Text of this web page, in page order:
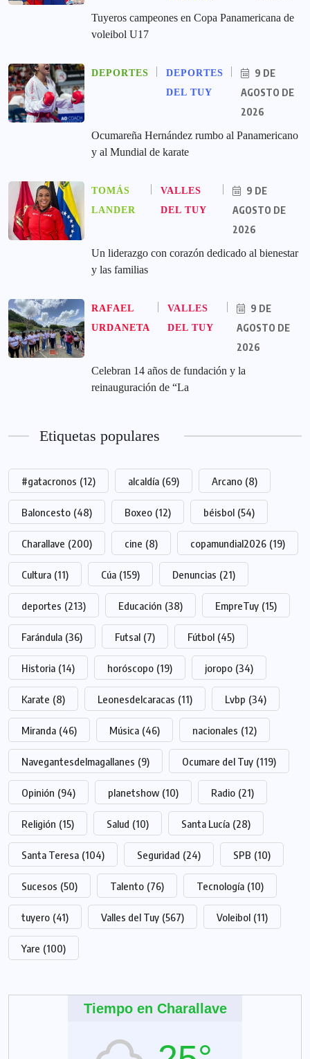
Tuyeros campeones en Copa Panamericana de
voleibol U17
DEPORTES
DEPORTES
DEL TUY
9 DE
AGOSTO DE
2026
Ocumareña Hernández rumbo al Panamericano
y al Mundial de karate
TOMÁS
LANDER
VALLES
DEL TUY
9 DE
AGOSTO DE
2026
Un liderazgo con corazón dedicado al bienestar
y las familias
RAFAEL
URDANETA
VALLES
DEL TUY
9 DE
AGOSTO DE
2026
Celebran 14 años de fundación y la
reinauguración de “La
Etiquetas populares
#gatacronos (12) alcaldía (69) Arcano (8)
Baloncesto (48) Boxeo (12) béisbol (54)
Charallave (200) cine (8) copamundial2026 (19)
Cultura (11) Cúa (159) Denuncias (21)
deportes (213) Educación (38) EmpreTuy (15)
Farándula (36) Futsal (7) Fútbol (45)
Historia (14) horóscopo (19) joropo (34)
Karate (8) Leonesdelcaracas (11) Lvbp (34)
Miranda (46) Música (46) nacionales (12)
Navegantesdelmagallanes (9) Ocumare del Tuy (119)
Opinión (94) planetshow (10) Radio (21)
Religión (15) Salud (10) Santa Lucía (28)
Santa Teresa (104) Seguridad (24) SPB (10)
Sucesos (50) Talento (76) Tecnología (10)
tuyero (41) Valles del Tuy (567) Voleibol (11)
Yare (100)
Tiempo en Charallave